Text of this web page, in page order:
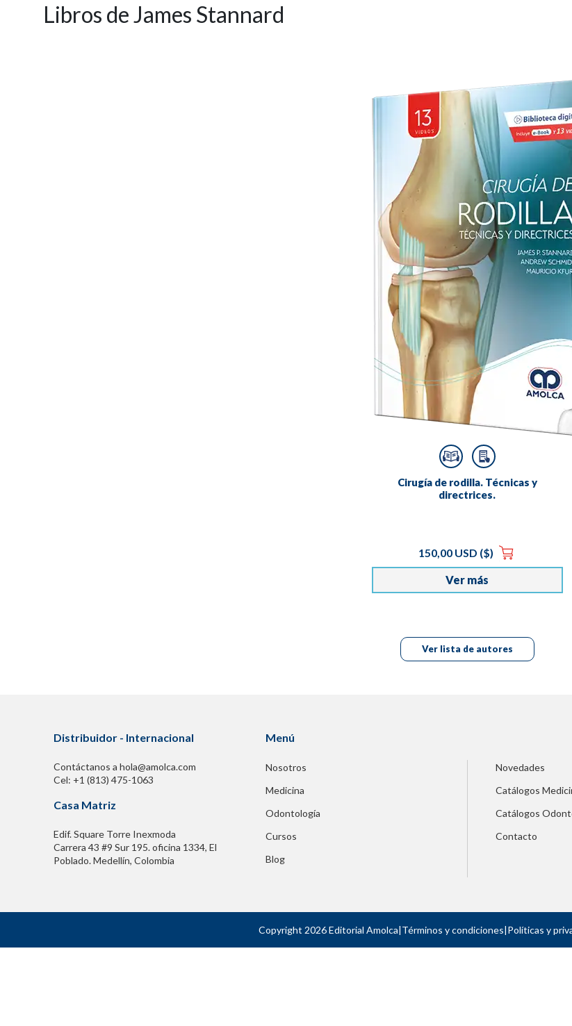
Libros de James Stannard
Cirugía de rodilla. Técnicas y
directrices.
150,00 USD ($)
Ver más
Ver lista de autores
Distribuidor - Internacional
Contáctanos a hola@amolca.com
Cel: +1 (813) 475-1063
Casa Matriz
Edif. Square Torre Inexmoda
Carrera 43 #9 Sur 195. oficina 1334, El
Poblado. Medellín, Colombia
Menú
Nosotros
Medicina
Odontología
Cursos
Blog
Novedades
Catálogos
Catálogos
Contacto
Copyright 2026 Editorial Amolca|Términos y condiciones|Políticas y